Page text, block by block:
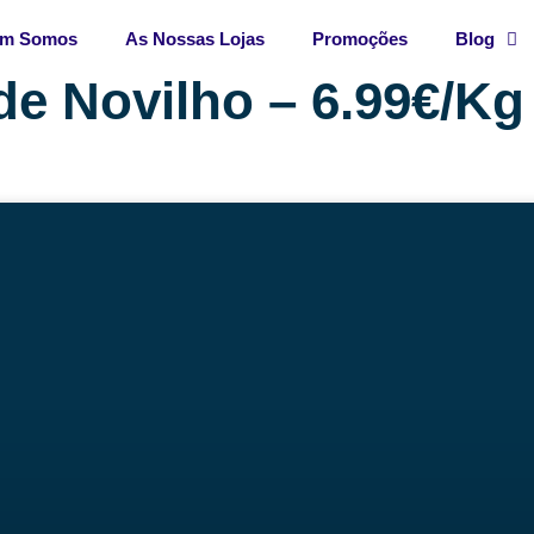
Somos As Nossas Lojas Promoções Blog
Novilho – 6.99€/Kg